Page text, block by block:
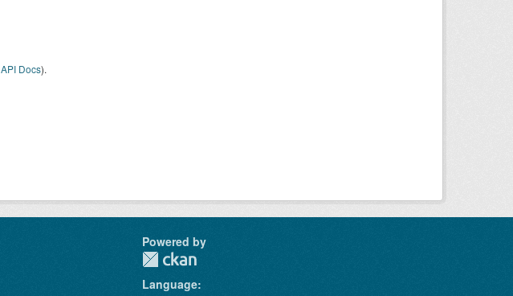
API Docs).
Powered by
Language